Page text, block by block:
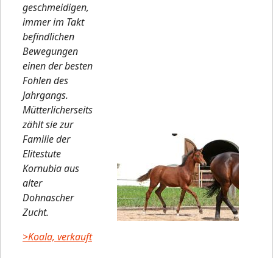
geschmeidigen,
immer im Takt
befindlichen
Bewegungen
einen der besten
Fohlen des
Jahrgangs.
Mütterlicherseits
zählt sie zur
Familie der
Elitestute
Kornubia aus
alter
Dohnascher
Zucht.
>Koala, verkauft